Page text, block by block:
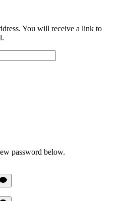
You will receive a link to
password below.